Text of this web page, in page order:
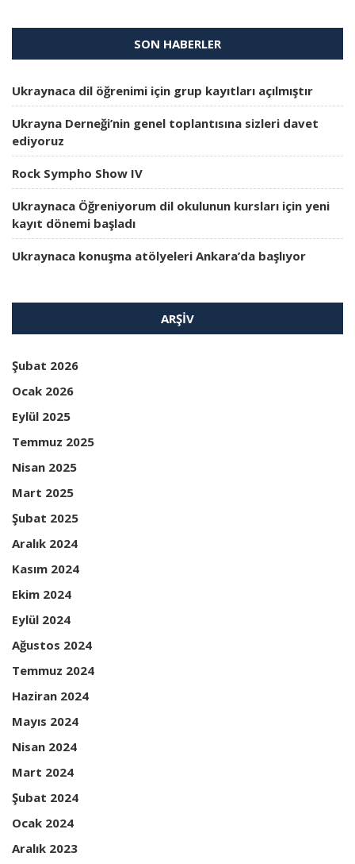
SON HABERLER
Ukraynaca dil öğrenimi için grup kayıtları açılmıştır
Ukrayna Derneği’nin genel toplantısına sizleri davet
ediyoruz
Rock Sympho Show IV
Ukraynaca Öğreniyorum dil okulunun kursları için yeni
kayıt dönemi başladı
Ukraynaca konuşma atölyeleri Ankara’da başlıyor
ARŞIV
Şubat 2026
Ocak 2026
Eylül 2025
Temmuz 2025
Nisan 2025
Mart 2025
Şubat 2025
Aralık 2024
Kasım 2024
Ekim 2024
Eylül 2024
Ağustos 2024
Temmuz 2024
Haziran 2024
Mayıs 2024
Nisan 2024
Mart 2024
Şubat 2024
Ocak 2024
Aralık 2023